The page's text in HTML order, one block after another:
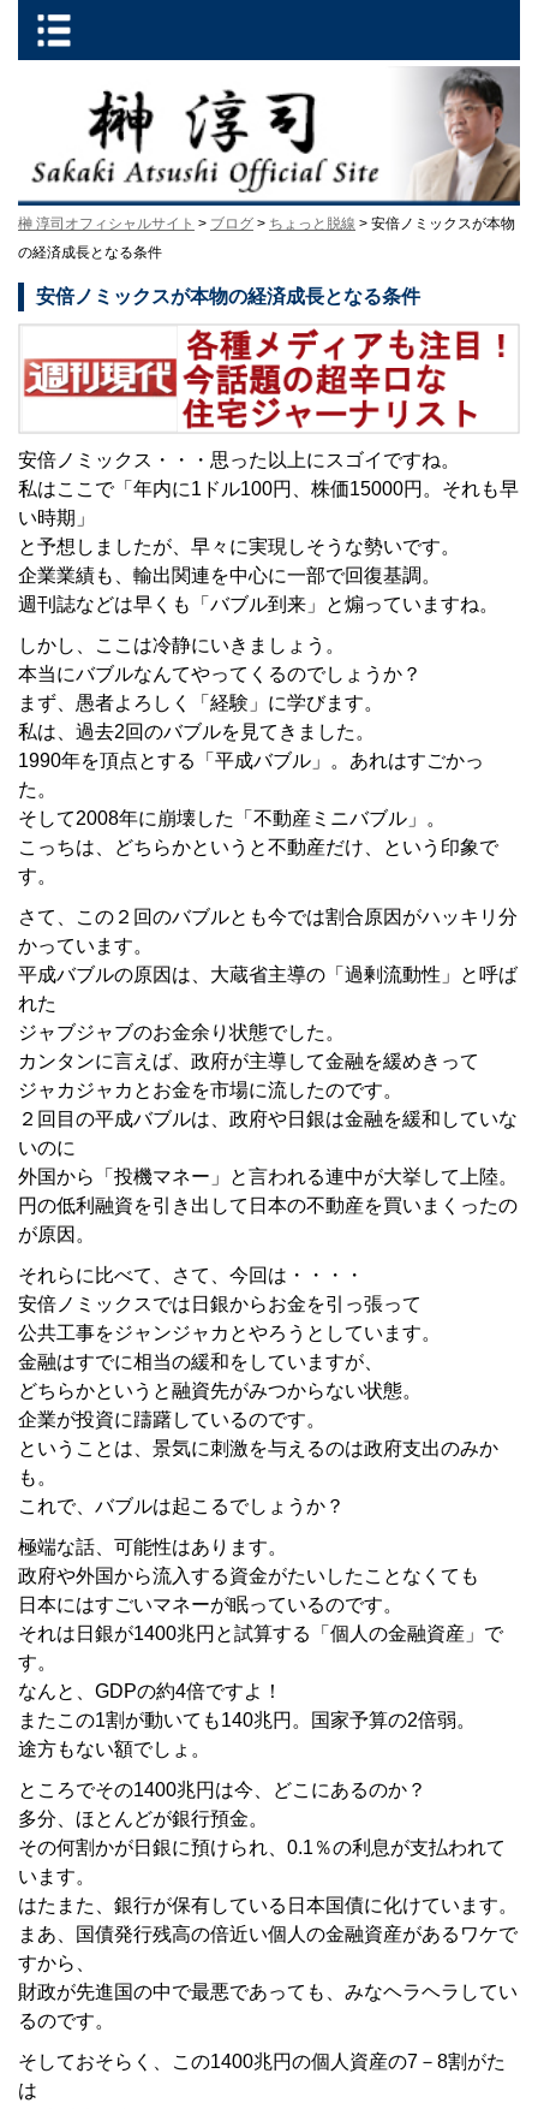
榊 淳司オフィシャルサイト > ブログ > ちょっと脱線 > 安倍ノミックスが本物
の経済成長となる条件
安倍ノミックスが本物の経済成長となる条件
安倍ノミックス・・・思った以上にスゴイですね。
私はここで「年内に1ドル100円、株価15000円。それも早
い時期」
と予想しましたが、早々に実現しそうな勢いです。
企業業績も、輸出関連を中心に一部で回復基調。
週刊誌などは早くも「バブル到来」と煽っていますね。
しかし、ここは冷静にいきましょう。
本当にバブルなんてやってくるのでしょうか？
まず、愚者よろしく「経験」に学びます。
私は、過去2回のバブルを見てきました。
1990年を頂点とする「平成バブル」。あれはすごかっ
た。
そして2008年に崩壊した「不動産ミニバブル」。
こっちは、どちらかというと不動産だけ、という印象で
す。
さて、この２回のバブルとも今では割合原因がハッキリ分
かっています。
平成バブルの原因は、大蔵省主導の「過剰流動性」と呼ば
れた
ジャブジャブのお金余り状態でした。
カンタンに言えば、政府が主導して金融を緩めきって
ジャカジャカとお金を市場に流したのです。
２回目の平成バブルは、政府や日銀は金融を緩和していな
いのに
外国から「投機マネー」と言われる連中が大挙して上陸。
円の低利融資を引き出して日本の不動産を買いまくったの
が原因。
それらに比べて、さて、今回は・・・・
安倍ノミックスでは日銀からお金を引っ張って
公共工事をジャンジャカとやろうとしています。
金融はすでに相当の緩和をしていますが、
どちらかというと融資先がみつからない状態。
企業が投資に躊躇しているのです。
ということは、景気に刺激を与えるのは政府支出のみか
も。
これで、バブルは起こるでしょうか？
極端な話、可能性はあります。
政府や外国から流入する資金がたいしたことなくても
日本にはすごいマネーが眠っているのです。
それは日銀が1400兆円と試算する「個人の金融資産」で
す。
なんと、GDPの約4倍ですよ！
またこの1割が動いても140兆円。国家予算の2倍弱。
途方もない額でしょ。
ところでその1400兆円は今、どこにあるのか？
多分、ほとんどが銀行預金。
その何割かが日銀に預けられ、0.1％の利息が支払われて
います。
はたまた、銀行が保有している日本国債に化けています。
まあ、国債発行残高の倍近い個人の金融資産があるワケで
すから、
財政が先進国の中で最悪であっても、みなヘラヘラしてい
るのです。
そしておそらく、この1400兆円の個人資産の7－8割がた
は